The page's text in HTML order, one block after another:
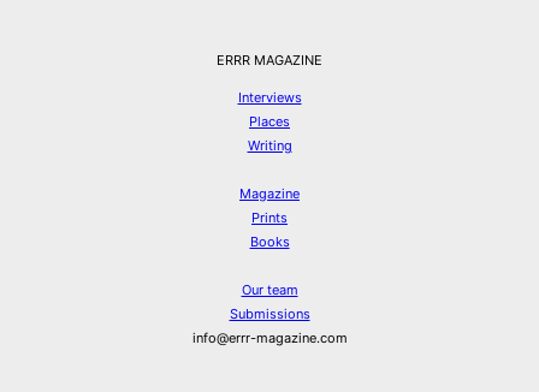
ERRR MAGAZINE
Interviews
Places
Writing
Magazine
Prints
Books
Our team
Submissions
info@errr-magazine.com